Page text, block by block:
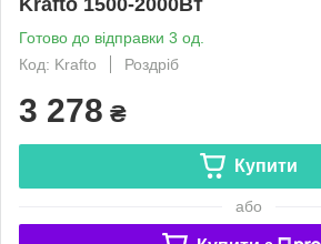
Готово до відправки 3 од.
Код: Krafto
Роздріб
3 278 ₴
Купити
або